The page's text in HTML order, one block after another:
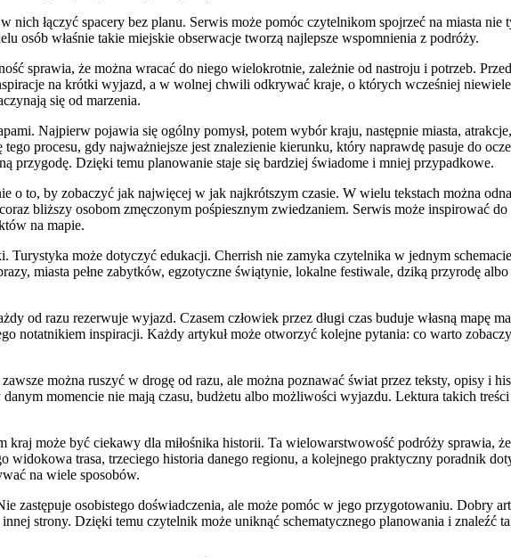
łączyć spacery bez planu. Serwis może pomóc czytelnikom spojrzeć na miasta
osób właśnie takie miejskie obserwacje tworzą najlepsze wspomnienia z podróży.
sprawia, że można wracać do niego wielokrotnie, zależnie od nastroju i potrzeb.
na krótki wyjazd, a w wolnej chwili odkrywać kraje, o których wcześniej niewiele
się od marzenia.
Najpierw pojawia się ogólny pomysł, potem wybór kraju, następnie miasta,
procesu, gdy najważniejsze jest znalezienie kierunku, który naprawdę pasuje do
przygodę. Dzięki temu planowanie staje się bardziej świadome i mniej przypadkowe.
o to, by zobaczyć jak najwięcej w jak najkrótszym czasie. W wielu tekstach można
bliższy osobom zmęczonym pośpiesznym zwiedzaniem. Serwis może inspirować
na mapie.
Turystyka może dotyczyć edukacji. Cherrish nie zamyka czytelnika w jednym
miasta pełne zabytków, egzotyczne świątynie, lokalne festiwale, dziką przyrodę
od razu rezerwuje wyjazd. Czasem człowiek przez długi czas buduje własną mapę
notatnikiem inspiracji. Każdy artykuł może otworzyć kolejne pytania: co warto
można ruszyć w drogę od razu, ale można poznawać świat przez teksty, opisy i
momencie nie mają czasu, budżetu albo możliwości wyjazdu. Lektura takich
kraj może być ciekawy dla miłośnika historii. Ta wielowarstwowość podróży sprawia,
trasa, trzeciego historia danego regionu, a kolejnego praktyczny poradnik
na wiele sposobów.
zastępuje osobistego doświadczenia, ale może pomóc w jego przygotowaniu. Dobry
strony. Dzięki temu czytelnik może uniknąć schematycznego planowania i znaleźć